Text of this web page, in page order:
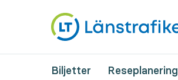
Biljetter Reseplanering